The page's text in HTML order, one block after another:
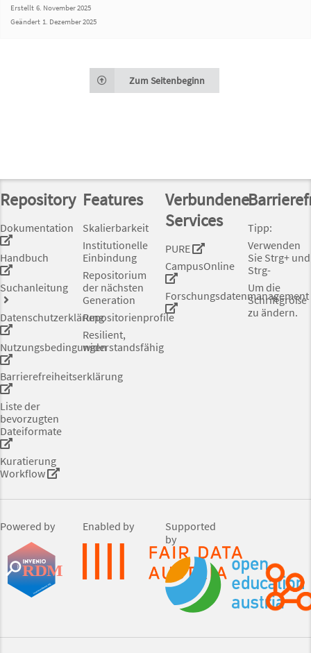
Erstellt 6. November 2025
Geändert 1. Dezember 2025
Zum Seitenbeginn
Repository
Dokumentation
Handbuch
Suchanleitung
Datenschutzerklärung
Nutzungsbedingungen
Barrierefreiheitserklärung
Liste der
bevorzugten
Dateiformate
Kuratierung
Workflow
Features
Skalierbarkeit
Institutionelle
Einbindung
Repositorium
der nächsten
Generation
Repositorienprofile
Resilient,
widerstandsfähig
Verbundene
Services
PURE
CampusOnline
Forschungsdatenmanagement
Tipp:
Verwenden
Sie Strg+ und
Strg-
Um die
Schriftgröße
zu ändern.
Powered by Enabled by
Supported
by